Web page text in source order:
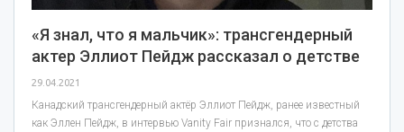
«Я знал, что я мальчик»: трансгендерный
актер Эллиот Пейдж рассказал о детстве
29.04.2021
Канадский трансгендерный актёр Эллиот Пейдж, ранее известный
как Эллен Пейдж, в интервью Vanity Fair признался, что с детства